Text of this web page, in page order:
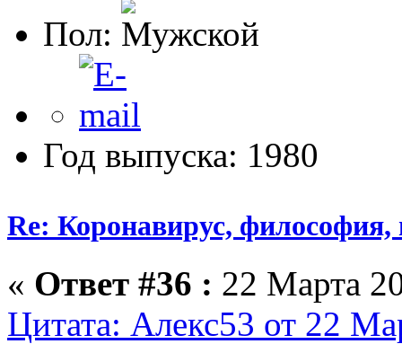
Пол:
Год выпуска: 1980
Re: Коронавирус, философия,
« Ответ #36 : 22 Марта
Цитата: Алекс53 от 22